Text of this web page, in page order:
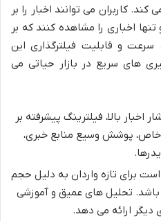
کاربران می توانند اخبار را بر
اخباری را مشاهده کنند که بر
سرعت و قابلیت فیلترگذاری این
های سریع در بازار حیاتی می
اخبار بالا، فیلترینگ پیشرفته بر
پوشش وسیع منابع خبری،
برای تازه واردان به دلیل حجم
باشد. تحلیل های عمیق و آموزشی
دیگر ارائه می دهد.